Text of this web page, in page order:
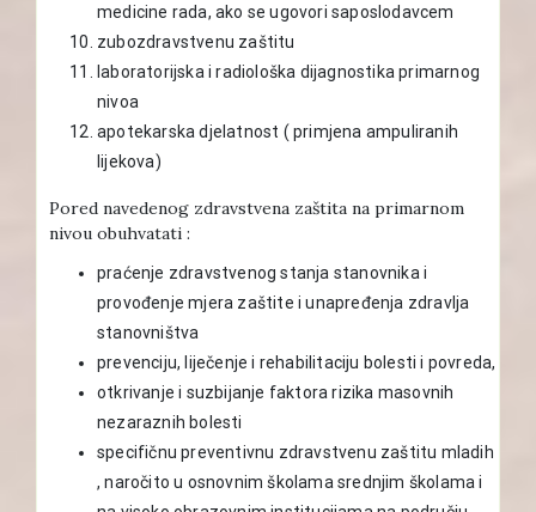
medicine rada, ako se ugovori saposlodavcem
zubozdravstvenu zaštitu
laboratorijska i radiološka dijagnostika primarnog
nivoa
apotekarska djelatnost ( primjena ampuliranih
lijekova)
Pored navedenog zdravstvena zaštita na primarnom
nivou obuhvatati :
praćenje zdravstvenog stanja stanovnika i
provođenje mjera zaštite i unapređenja zdravlja
stanovništva
prevenciju, liječenje i rehabilitaciju bolesti i povreda,
otkrivanje i suzbijanje faktora rizika masovnih
nezaraznih bolesti
specifičnu preventivnu zdravstvenu zaštitu mladih
, naročito u osnovnim školama srednjim školama i